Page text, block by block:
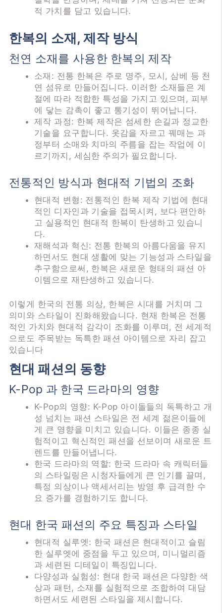
적 가치를 담고 있습니다.
한복의 소재, 제작 방식
천연 소재를 사용한 한복의 제작
소재: 전통 한복은 주로 명주, 모시, 삼베 등 천
연 섬유로 만들어집니다. 이러한 소재들은 계
절에 따라 적합한 특성을 가지고 있으며, 피부
에 닿는 감촉이 좋고 통기성이 뛰어납니다.
제작 과정: 한복 제작은 섬세한 손길과 정교한
기술을 요구합니다. 옷감을 자르고 꿰매는 과
정부터 소매와 치마의 주름을 잡는 작업에 이
르기까지, 세심한 주의가 필요합니다.
전통적인 방식과 현대적 기법의 조화
현대적 변형: 전통적인 한복 제작 기법에 현대
적인 디자인과 기술을 접목시켜, 보다 편안하
고 실용적인 현대적 한복이 탄생하고 있습니
다.
재해석과 혁신: 전통 한복의 아름다움을 유지
하면서도 현대 생활에 맞는 기능성과 스타일을
추구함으로써, 한복은 새로운 형태의 패션 아
이템으로 재탄생하고 있습니다.
이렇게 한국의 전통 의상, 한복은 시대를 거치며 그
의미와 스타일이 진화해왔습니다. 현재 한복은 전통
적인 가치와 현대적 감각이 조화를 이루며, 전 세계적
으로도 주목받는 독특한 패션 아이템으로 자리 잡고
있습니다
현대 패션의 동향
K-Pop 과 한국 드라마의 영향
K-Pop의 영향: K-Pop 아이돌들의 독특하고 개
성 넘치는 패션 스타일은 전 세계 젊은이들에
게 큰 영향을 미치고 있습니다. 이들은 종종 실
험적이고 혁신적인 패션을 선보이며 새로운 트
렌드를 만들어냅니다.
한국 드라마의 역할: 한국 드라마 속 캐릭터들
의 스타일링은 시청자들에게 큰 인기를 끌며,
특정 의상이나 액세서리는 방영 후 급격한 수
요 증가를 경험하기도 합니다.
현대 한국 패션의 주요 특징과 스타일
현대적 실루엣: 한국 패션은 현대적이고 슬림
한 실루엣에 중점을 두고 있으며, 미니멀리즘
과 세련된 디테일이 특징입니다.
다양성과 실험성: 현대 한국 패션은 다양한 색
상과 패턴, 소재를 실험적으로 조합하여 대담
하면서도 세련된 스타일을 제시합니다.